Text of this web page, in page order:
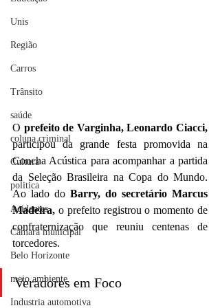
Unis
Região
Carros
Trânsito
saúde
coluna criminal
Cultura
politica
Acidentes
Câmara municipal
Belo Horizonte
meio ambiente
Industria automotiva
O prefeito de Varginha, Leonardo Ciacci,
participou da grande festa promovida na
Concha Acústica para acompanhar a partida
da Seleção Brasileira na Copa do Mundo.
Ao lado do Barry, do secretário Marcus
Madeira, o prefeito registrou o momento de
confraternização que reuniu centenas de
torcedores.
Veradores em Foco